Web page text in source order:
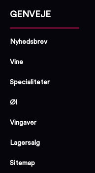
GENVEJE
Nyhedsbrev
Vine
Specialiteter
Øl
Vingaver
Lagersalg
Sitemap